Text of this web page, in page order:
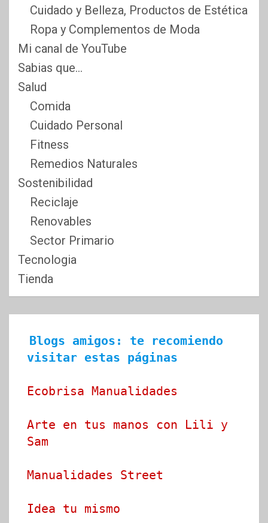
Cuidado y Belleza, Productos de Estética
Ropa y Complementos de Moda
Mi canal de YouTube
Sabias que…
Salud
Comida
Cuidado Personal
Fitness
Remedios Naturales
Sostenibilidad
Reciclaje
Renovables
Sector Primario
Tecnologia
Tienda
Blogs amigos: te recomiendo
visitar estas páginas
Ecobrisa Manualidades
Arte en tus manos con Lili y
Sam
Manualidades Street
Idea tu mismo